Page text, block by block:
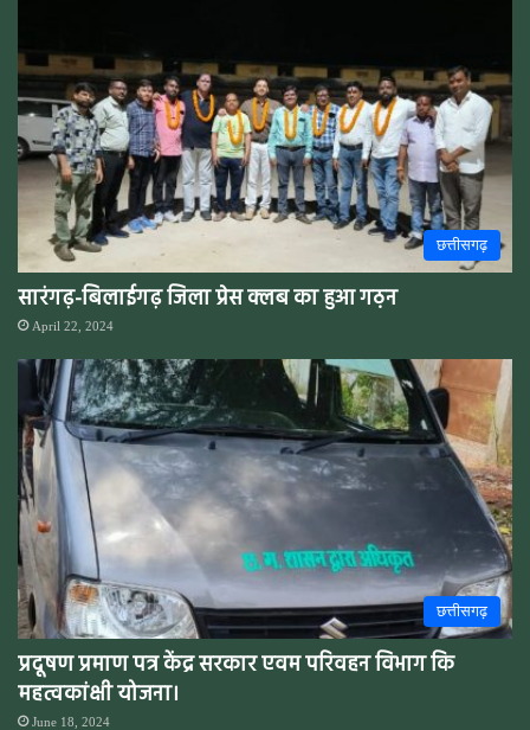
छत्तीसगढ़
सारंगढ़-बिलाईगढ़ जिला प्रेस क्लब का हुआ गठ़न
April 22, 2024
छत्तीसगढ़
प्रदूषण प्रमाण पत्र केंद्र सरकार एवम परिवहन विभाग कि
महत्वकांक्षी योजना।
June 18, 2024